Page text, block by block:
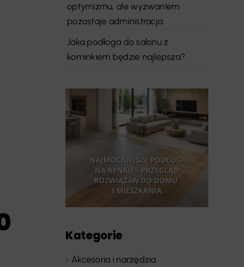
optymizmu, ale wyzwaniem
pozostaje administracja
Jaka podłoga do salonu z
kominkiem będzie najlepsza?
Kategorie
Akcesoria i narzędzia